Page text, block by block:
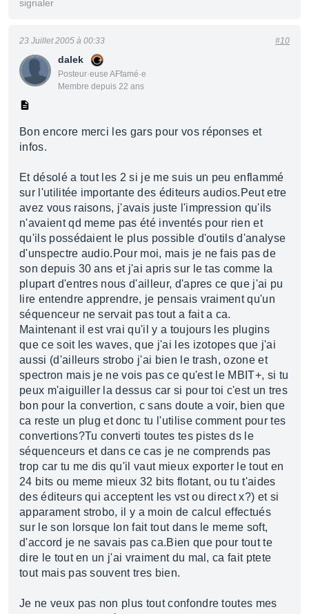
signaler
dalek
Posteur·euse AFfamé·e
Membre depuis 22 ans
23 Juillet 2005 à 00:33 #10
Bon encore merci les gars pour vos réponses et
infos.
Et désolé a tout les 2 si je me suis un peu enflammé
sur l'utilitée importante des éditeurs audios.Peut etre
avez vous raisons, j'avais juste l'impression qu'ils
n'avaient qd meme pas été inventés pour rien et
qu'ils possédaient le plus possible d'outils d'analyse
d'unspectre audio.Pour moi, mais je ne fais pas de
son depuis 30 ans et j'ai apris sur le tas comme la
plupart d'entres nous d'ailleur, d'apres ce que j'ai pu
lire entendre apprendre, je pensais vraiment qu'un
séquenceur ne servait pas tout a fait a ca.
Maintenant il est vrai qu'il y a toujours les plugins
que ce soit les waves, que j'ai les izotopes que j'ai
aussi (d'ailleurs strobo j'ai bien le trash, ozone et
spectron mais je ne vois pas ce qu'est le MBIT+, si tu
peux m'aiguiller la dessus car si pour toi c'est un tres
bon pour la convertion, c sans doute a voir, bien que
ca reste un plug et donc tu l'utilise comment pour tes
convertions?Tu converti toutes tes pistes ds le
séquenceurs et dans ce cas je ne comprends pas
trop car tu me dis qu'il vaut mieux exporter le tout en
24 bits ou meme mieux 32 bits flotant, ou tu t'aides
des éditeurs qui acceptent les vst ou direct x?) et si
apparament strobo, il y a moin de calcul effectués
sur le son lorsque lon fait tout dans le meme soft,
d'accord je ne savais pas ca.Bien que pour tout te
dire le tout en un j'ai vraiment du mal, ca fait ptete
tout mais pas souvent tres bien.
Je ne veux pas non plus tout confondre toutes mes